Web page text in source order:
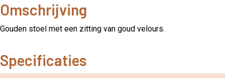
Omschrijving
Gouden stoel met een zitting van goud velours.
Specificaties